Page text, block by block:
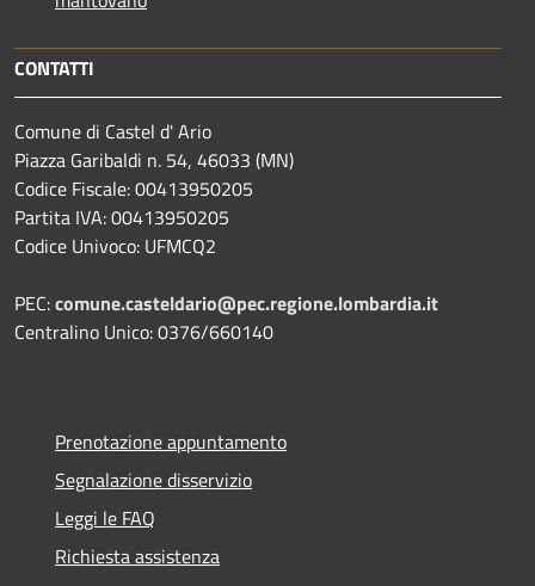
CONTATTI
Comune di Castel d' Ario
Piazza Garibaldi n. 54, 46033 (MN)
Codice Fiscale: 00413950205
Partita IVA: 00413950205
Codice Univoco: UFMCQ2
PEC:comune.casteldario@pec.regione.lombardia.it
Centralino Unico: 0376/660140
Prenotazione appuntamento
Segnalazione disservizio
Leggi le FAQ
Richiesta assistenza